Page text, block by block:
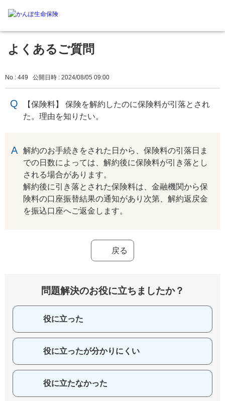
よくあるご質問
No : 449 公開日時 : 2024/08/05 09:00
【保険料】 保険を解約したのに保険料が引落とされ
た。理由を知りたい。
解約のお手続きをされた日から、保険料の引落日ま
での日数によっては、解約後に保険料が引き落とし
される場合があります。
解約後に引き落とされた保険料は、金融機関から保
険料の口座振替結果の通知があり次第、解約返戻金
を振込口座へご返金します。
戻る
問題解決のお役に立ちましたか？
役に立った
役に立ったが分かりにくい
役に立たなかった